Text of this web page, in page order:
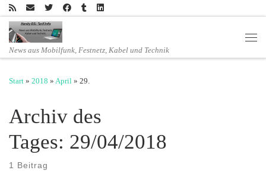
Zum Inhalt springen
News aus Mobilfunk, Festnetz, Kabel und Technik
Start » 2018 » April » 29.
Archiv des
Tages: 29/04/2018
1 Beitrag